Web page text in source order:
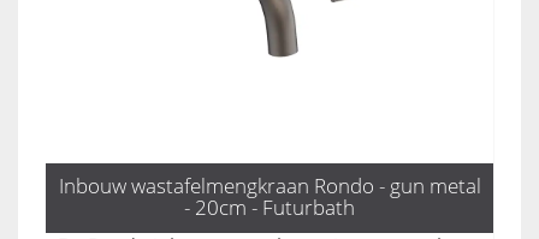
Inbouw wastafelmengkraan Rondo - gun metal
- 20cm - Futurbath